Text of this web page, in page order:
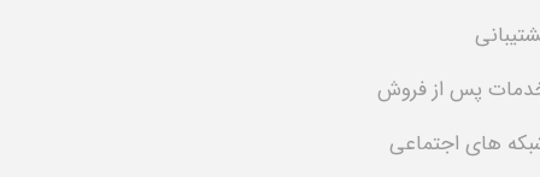
پس از فروش
های اجتماعی